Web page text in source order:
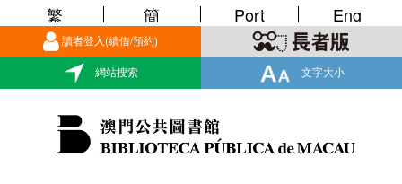
讀者登入(續借/預約)
網站搜索 文字大小
繁 簡 Port Eng